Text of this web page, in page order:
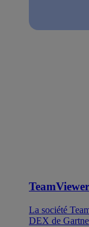
La société
DEX de